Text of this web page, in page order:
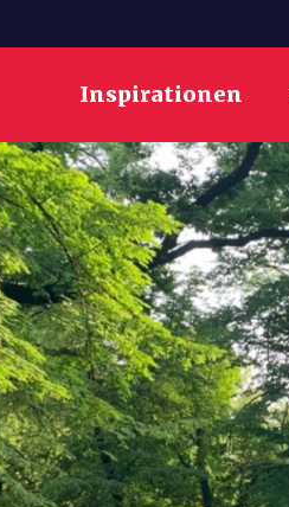
Inspirationen